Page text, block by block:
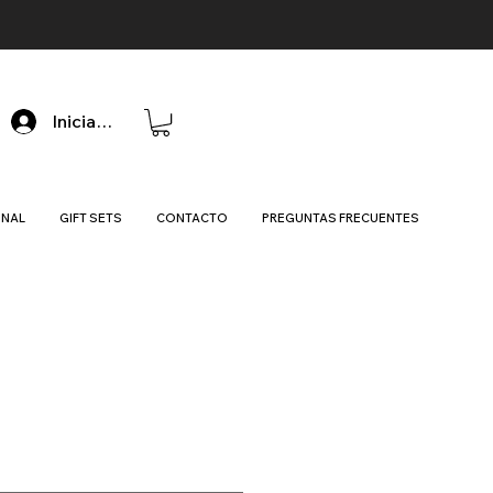
Iniciar sesión
GIFT SETS CONTACTO PREGUNTAS FRECUENTES